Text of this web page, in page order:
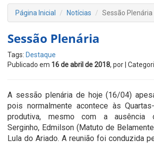
Página Inicial Notícias Sessão Plenária
Sessão Plenária
Tags: Destaque
Publicado em 16 de abril de 2018, por |
A sessão plenária de hoje (16/04)
pois normalmente acontece às
produtiva, mesmo com a ausência
Serginho, Edmilson (Matuto de
Lula do Ariado. A reunião foi conduzida